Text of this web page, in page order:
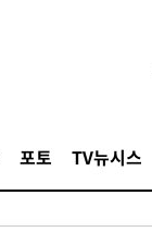
포토 TV뉴시스